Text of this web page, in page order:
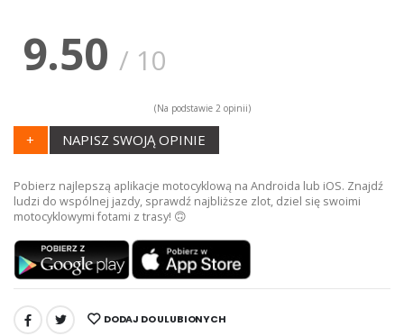
9.50 / 10
(Na podstawie 2 opinii)
+ NAPISZ SWOJĄ OPINIE
Pobierz najlepszą aplikacje motocyklową na Androida lub iOS. Znajdź
ludzi do wspólnej jazdy, sprawdź najbliższe zlot, dziel się swoimi
motocyklowymi fotami z trasy! 🙃
UDOSTĘPNIJ: DODAJ DO ULUBIONYCH